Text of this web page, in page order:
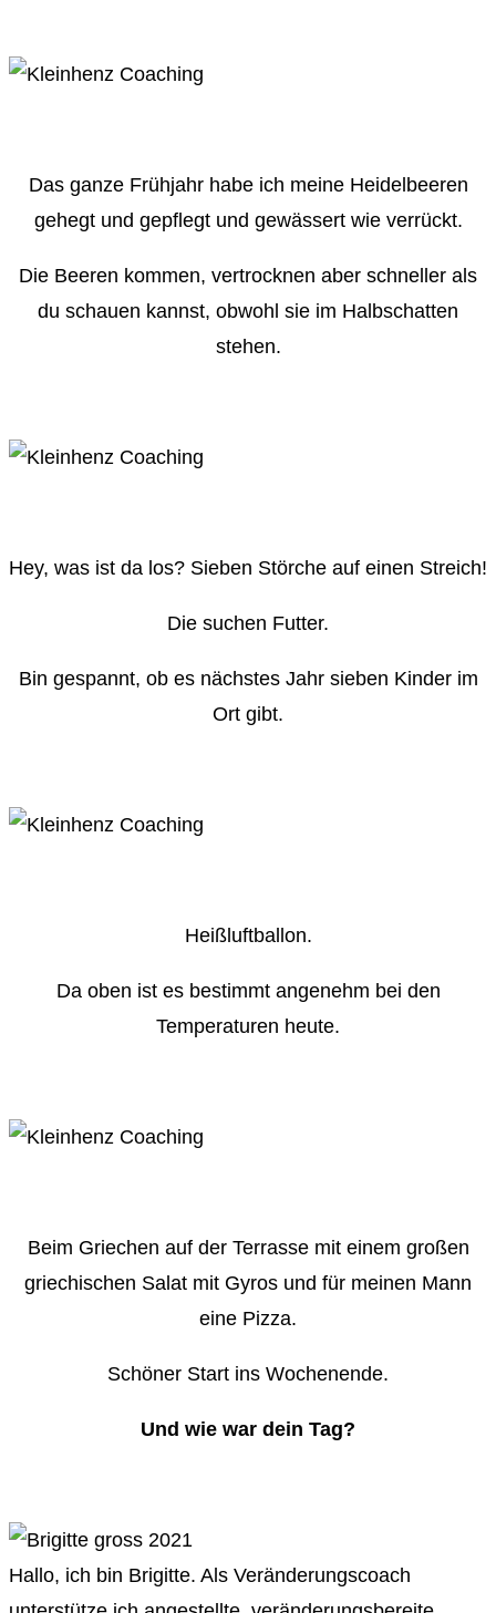
Das ganze Frühjahr habe ich meine Heidelbeeren
gehegt und gepflegt und gewässert wie verrückt.
Die Beeren kommen, vertrocknen aber schneller als
du schauen kannst, obwohl sie im Halbschatten
stehen.
Hey, was ist da los? Sieben Störche auf einen Streich!
Die suchen Futter.
Bin gespannt, ob es nächstes Jahr sieben Kinder im
Ort gibt.
Heißluftballon.
Da oben ist es bestimmt angenehm bei den
Temperaturen heute.
Beim Griechen auf der Terrasse mit einem großen
griechischen Salat mit Gyros und für meinen Mann
eine Pizza.
Schöner Start ins Wochenende.
Und wie war dein Tag?
Hallo, ich bin Brigitte. Als Veränderungscoach